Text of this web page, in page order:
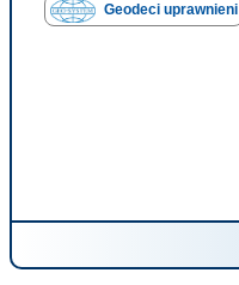
Geodeci uprawnieni